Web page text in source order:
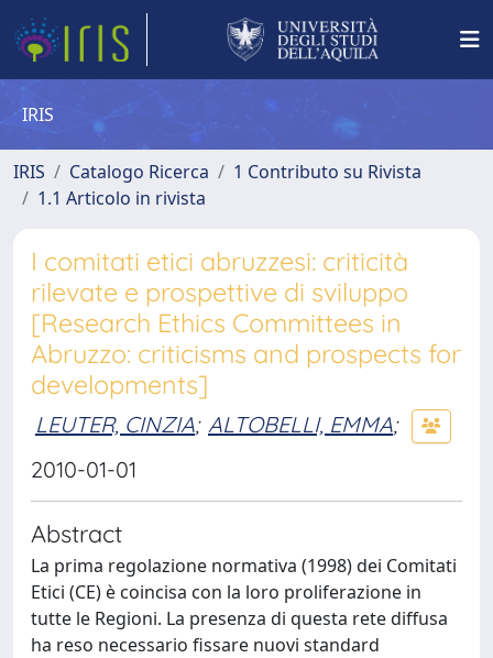
IRIS
IRIS Catalogo Ricerca
1 Contributo su Rivista
1.1 Articolo in rivista
I comitati etici abruzzesi: criticità
rilevate e prospettive di sviluppo
[Research Ethics Committees in
Abruzzo: criticisms and prospects for
developments]
LEUTER, CINZIA; ALTOBELLI, EMMA;
2010-01-01
Abstract
La prima regolazione normativa (1998) dei Comitati
Etici (CE) è coincisa con la loro proliferazione in
tutte le Regioni. La presenza di questa rete diffusa
ha reso necessario fissare nuovi standard